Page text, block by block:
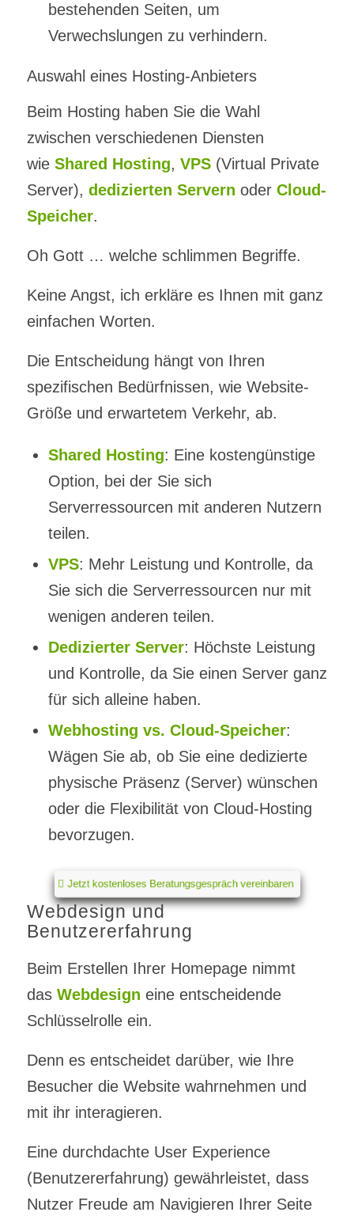
bestehenden Seiten, um
Verwechslungen zu verhindern.
Auswahl eines Hosting-Anbieters
Beim Hosting haben Sie die Wahl
zwischen verschiedenen Diensten
wie Shared Hosting, VPS(Virtual Private
Server), dedizierten Servern oder Cloud-
Speicher.
Oh Gott … welche schlimmen Begriffe.
Keine Angst, ich erkläre es Ihnen mit ganz
einfachen Worten.
Die Entscheidung hängt von Ihren
spezifischen Bedürfnissen, wie Website-
Größe und erwartetem Verkehr, ab.
Shared Hosting: Eine kostengünstige
Option, bei der Sie sich
Serverressourcen mit anderen Nutzern
teilen.
VPS: Mehr Leistung und Kontrolle, da
Sie sich die Serverressourcen nur mit
wenigen anderen teilen.
Dedizierter Server: Höchste Leistung
und Kontrolle, da Sie einen Server ganz
für sich alleine haben.
Webhosting vs. Cloud-Speicher:
Wägen Sie ab, ob Sie eine dedizierte
physische Präsenz (Server) wünschen
oder die Flexibilität von Cloud-Hosting
bevorzugen.
Jetzt kostenloses Beratungsgespräch vereinbaren
Webdesign und
Benutzererfahrung
Beim Erstellen Ihrer Homepage nimmt
das Webdesign eine entscheidende
Schlüsselrolle ein.
Denn es entscheidet darüber, wie Ihre
Besucher die Website wahrnehmen und
mit ihr interagieren.
Eine durchdachte User Experience
(Benutzererfahrung) gewährleistet, dass
Nutzer Freude am Navigieren Ihrer Seite